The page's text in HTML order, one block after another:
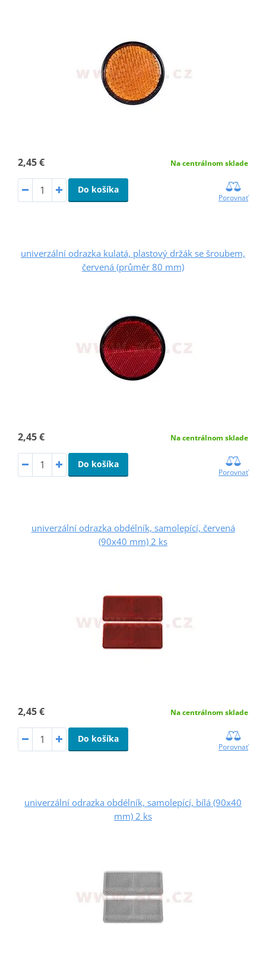
2,45 € Na centrálnom sklade
Do košíka
Porovnať
univerzální odrazka kulatá, plastový držák se šroubem,
červená (průměr 80 mm)
2,45 € Na centrálnom sklade
Do košíka
Porovnať
univerzální odrazka obdélník, samolepící, červená
(90x40 mm) 2 ks
2,45 € Na centrálnom sklade
Do košíka
Porovnať
univerzální odrazka obdélník, samolepící, bílá (90x40
mm) 2 ks